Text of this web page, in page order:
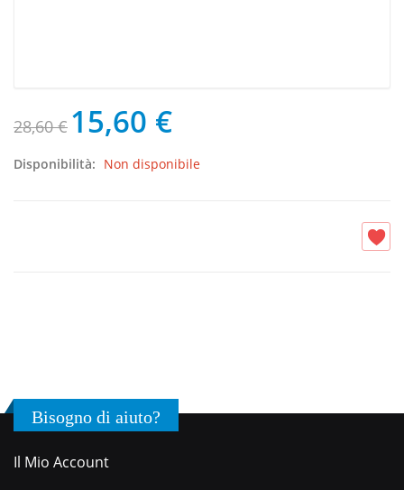
28,60 € 15,60 €
Disponibilità: Non disponibile
Bisogno di aiuto?
Il Mio Account